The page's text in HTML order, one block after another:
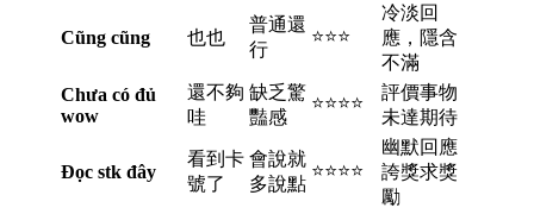
Cũng cũng 也也
普通還
行
⭐⭐⭐
冷淡回
應，隱含
不滿
Chưa có đủ
wow
還不夠
哇
缺乏驚
豔感
⭐⭐⭐⭐
評價事物
未達期待
Đọc stk đây
看到卡
號了
會說就
多說點
⭐⭐⭐⭐
幽默回應
誇獎求獎
勵